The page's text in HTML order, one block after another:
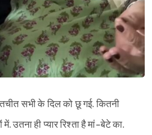
सभी के दिल को छू गई. कितनी
उतना ही प्यार रिश्ता है मां-बेटे का.